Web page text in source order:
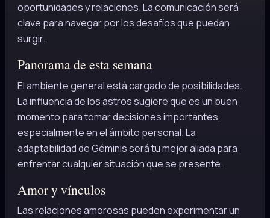
oportunidades y relaciones. La comunicación será
clave para navegar por los desafíos que puedan
surgir.
Panorama de esta semana
El ambiente general está cargado de posibilidades.
La influencia de los astros sugiere que es un buen
momento para tomar decisiones importantes,
especialmente en el ámbito personal. La
adaptabilidad de Géminis será tu mejor aliada para
enfrentar cualquier situación que se presente.
Amor y vínculos
Las relaciones amorosas pueden experimentar un